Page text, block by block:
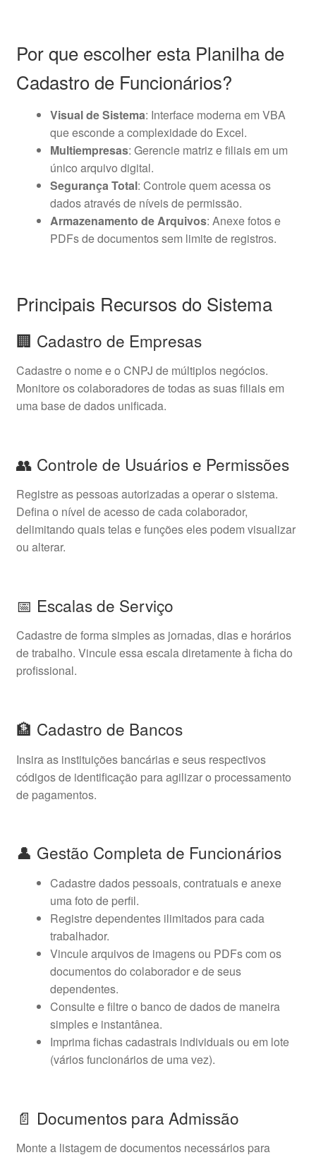
Por que escolher esta Planilha de
Cadastro de Funcionários?
Visual de Sistema: Interface moderna em VBA
que esconde a complexidade do Excel.
Multiempresas: Gerencie matriz e filiais em um
único arquivo digital.
Segurança Total: Controle quem acessa os
dados através de níveis de permissão.
Armazenamento de Arquivos: Anexe fotos e
PDFs de documentos sem limite de registros.
Principais Recursos do Sistema
🏢 Cadastro de Empresas
Cadastre o nome e o CNPJ de múltiplos negócios.
Monitore os colaboradores de todas as suas filiais em
uma base de dados unificada.
👥 Controle de Usuários e Permissões
Registre as pessoas autorizadas a operar o sistema.
Defina o nível de acesso de cada colaborador,
delimitando quais telas e funções eles podem visualizar
ou alterar.
📅 Escalas de Serviço
Cadastre de forma simples as jornadas, dias e horários
de trabalho. Vincule essa escala diretamente à ficha do
profissional.
🏦 Cadastro de Bancos
Insira as instituições bancárias e seus respectivos
códigos de identificação para agilizar o processamento
de pagamentos.
👤 Gestão Completa de Funcionários
Cadastre dados pessoais, contratuais e anexe
uma foto de perfil.
Registre dependentes ilimitados para cada
trabalhador.
Vincule arquivos de imagens ou PDFs com os
documentos do colaborador e de seus
dependentes.
Consulte e filtre o banco de dados de maneira
simples e instantânea.
Imprima fichas cadastrais individuais ou em lote
(vários funcionários de uma vez).
📄 Documentos para Admissão
Monte a listagem de documentos necessários para